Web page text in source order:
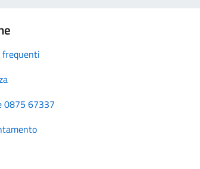
frequenti
0875 67337